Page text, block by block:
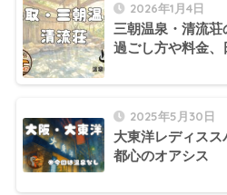
2026年1月4日
三朝温泉・清流
過ごし方や料金、
2025年5月30日
大東洋レディス
都心のオアシス